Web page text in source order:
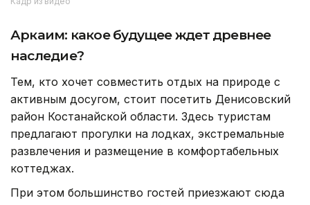
Аркаим: какое будущее ждет древнее
наследие?
Тем, кто хочет совместить отдых на природе с
активным досугом, стоит посетить Денисовский
район Костанайской области. Здесь туристам
предлагают прогулки на лодках, экстремальные
развлечения и размещение в комфортабельных
коттеджах.
При этом большинство гостей приезжают сюда